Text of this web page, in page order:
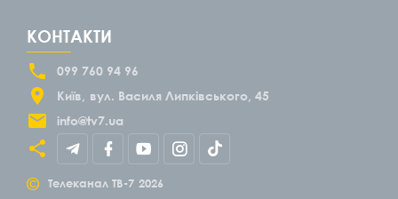
КОНТАКТИ
099 760 94 96
Київ
вул. Василя Липківського, 45
info@tv7.ua
© Телеканал ТВ-7 2026